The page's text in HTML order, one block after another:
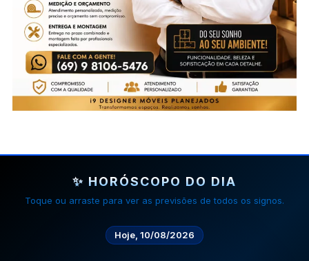
✨ HORÓSCOPO DO DIA
Toque ou arraste para ver as previsões de todos os signos.
Hoje, 10/08/2026